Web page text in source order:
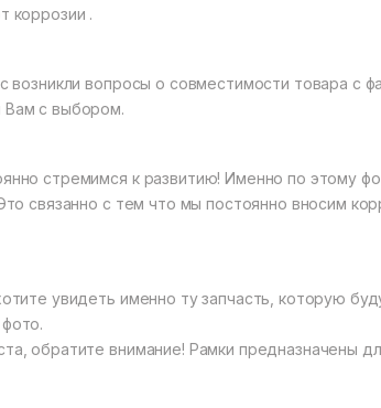
коррозии .
возникли вопросы о совместимости товара с
с выбором.
стремимся к развитию! Именно по этому
связанно с тем что мы постоянно вносим
увидеть именно ту запчасть, которую
обратите внимание! Рамки предназначены